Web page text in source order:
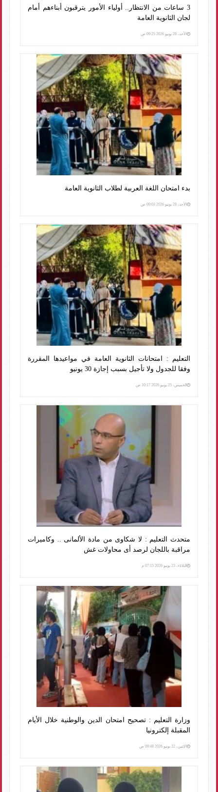
3 ساعات من الانتظار.. أولياء الأمور يترقبون أبناءهم أمام
لجان الثانوية العامة
الأحد، 28 يونيو 2026 09:25 ص
بدء امتحان اللغة العربية لطلاب الثانوية العامة
الأحد، 28 يونيو 2026 09:03 ص
التعليم : امتحانات الثانوية العامة في مواعيدها المقررة
وفقا للجدول ولا تأجيل بسبب إجازة 30 يونيو
الخميس، 25 يونيو 2026 10:17 ص
متحدث التعليم : لا شكاوى من مادة الألمانى .. وكاميرات
مراقبة باللجان لرصد أى محاولات غش
الثلاثاء، 23 يونيو 2026 07:15 م
وزارة التعليم : تصحيح امتحان الدين والوطنية خلال الأيام
المقبلة إلكترونيا
الإثنين، 22 يونيو 2026 09:48 ص